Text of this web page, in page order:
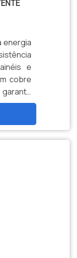
energia
e
cobre
técnica